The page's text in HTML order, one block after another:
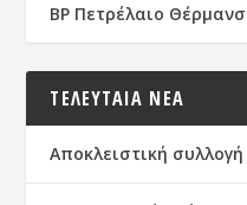
BP Πετρέλαιο
ΤΕΛΕΥΤΑΙΑ ΝΕΑ
Αποκλειστική